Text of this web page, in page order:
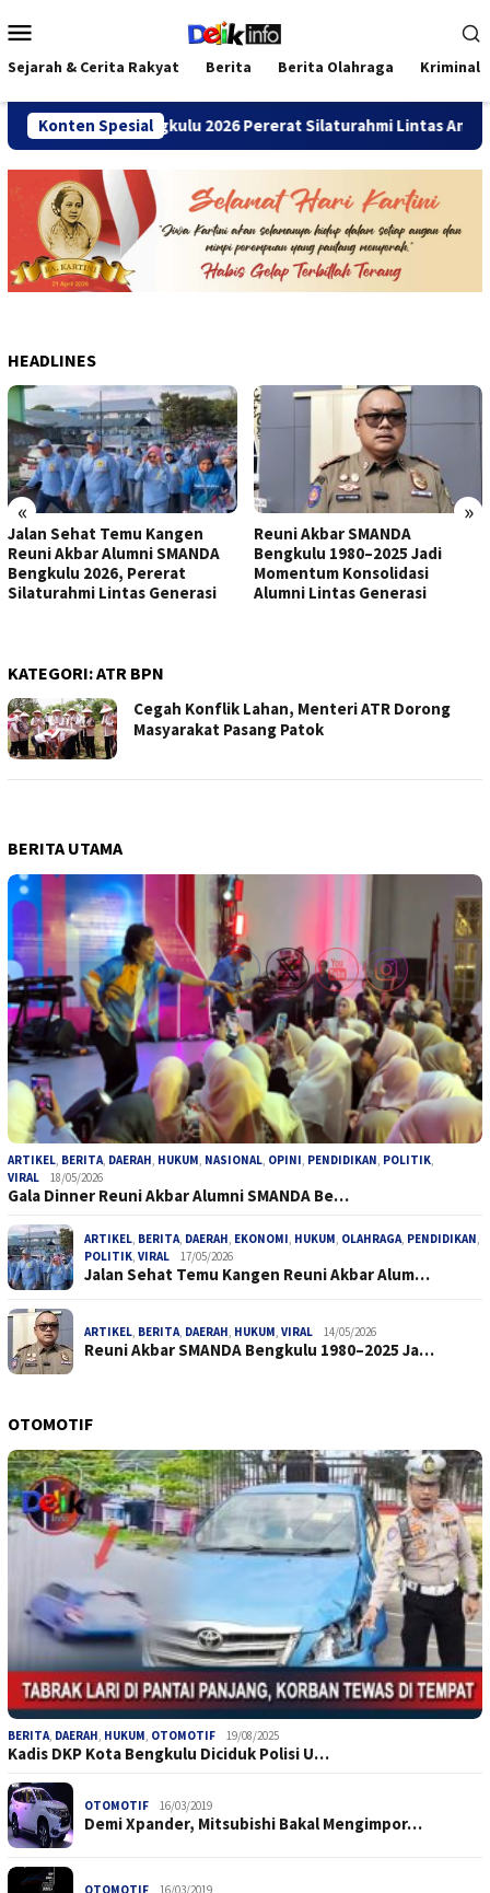
ke
kontenMobile
Sejarah & Cerita Rakyat Berita Berita Olahraga Kriminal
Konten Spesial
SMANDA Bengkulu 2026 Pererat Silaturahmi Lintas Angkatan
HEADLINES
« »
Jalan Sehat Temu Kangen
Reuni Akbar Alumni SMANDA
Bengkulu 2026, Pererat
Silaturahmi Lintas Generasi
Reuni Akbar SMANDA
Bengkulu 1980–2025 Jadi
Momentum Konsolidasi
Alumni Lintas Generasi
KATEGORI:ATR BPN
Cegah Konflik Lahan, Menteri ATR Dorong
Masyarakat Pasang Patok
BERITA UTAMA
ARTIKEL, BERITA, DAERAH, HUKUM, NASIONAL, OPINI, PENDIDIKAN, POLITIK,
VIRAL
18/05/2026
Gala Dinner Reuni Akbar Alumni SMANDA Be…
ARTIKEL, BERITA, DAERAH, EKONOMI, HUKUM, OLAHRAGA, PENDIDIKAN,
POLITIK, VIRAL 17/05/2026
Jalan Sehat Temu Kangen Reuni Akbar Alum…
ARTIKEL, BERITA, DAERAH, HUKUM, VIRAL 14/05/2026
Reuni Akbar SMANDA Bengkulu 1980–2025 Ja…
OTOMOTIF
BERITA, DAERAH, HUKUM, OTOMOTIF 19/08/2025
Kadis DKP Kota Bengkulu Diciduk Polisi U…
OTOMOTIF 16/03/2019
Demi Xpander, Mitsubishi Bakal Mengimpor…
OTOMOTIF 16/03/2019